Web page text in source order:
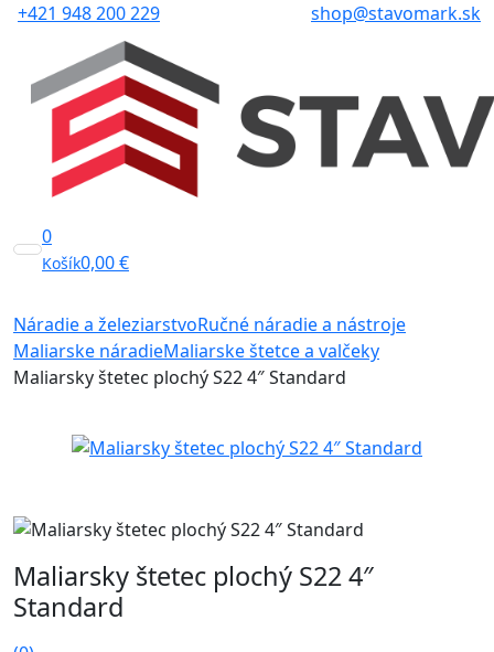
+421 948 200 229 shop@stavomark.sk
0
Košík0,00€
Náradie a železiarstvoRučné náradie a nástroje
Maliarske náradieMaliarske štetce a valčeky
Maliarsky štetec plochý S22 4″ Standard
Maliarsky štetec plochý S22 4″
Standard